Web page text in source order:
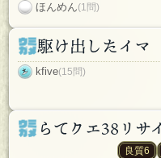
ほんめん(1問)
駆け出したイマ
kfive(15問)
らてクエ38リサ
良質6